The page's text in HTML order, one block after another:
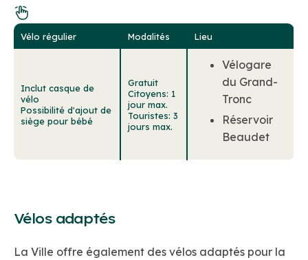
Vélo régulier Modalités Lieu
Inclut casque de
vélo
Possibilité d'ajout de
siège pour bébé
Gratuit
Citoyens: 1
jour max.
Touristes: 3
jours max.
Vélogare
du Grand-
Tronc
Réservoir
Beaudet
Vélos adaptés
La Ville offre également des vélos adaptés pour la